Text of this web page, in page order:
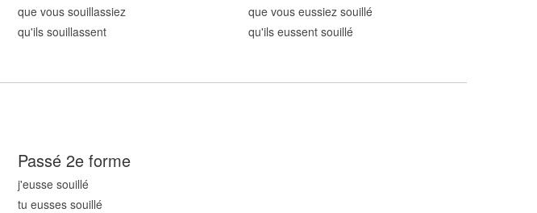
que vous souillassiez
qu'ils souillassent
que vous eussiez souillé
qu'ils eussent souillé
Passé 2e forme
j'eusse souillé
tu eusses souillé